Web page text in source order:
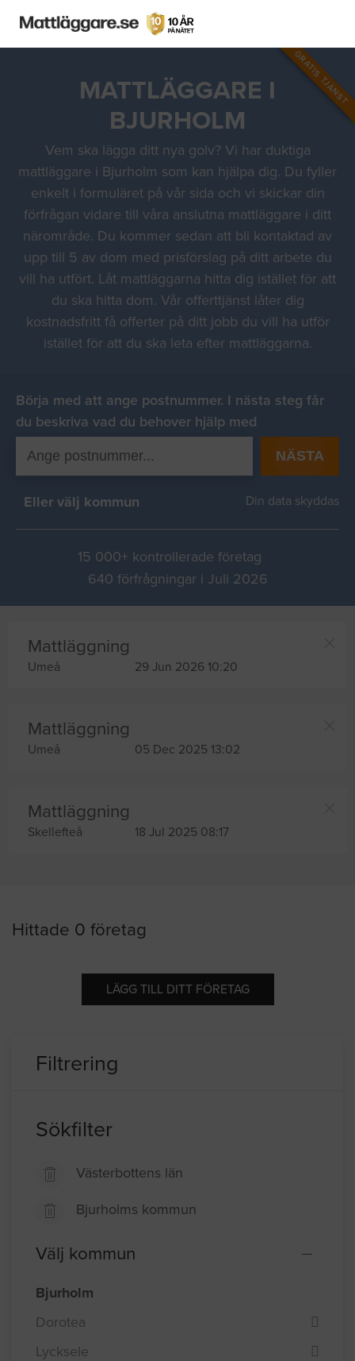
GRATIS TJÄNST
MATTLÄGGARE I
BJURHOLM
Vem ska lägga ditt nya golv? Vi har duktiga
mattläggare i Bjurholm som kan hjälpa dig. Du fyller
enkelt i formuläret på vår sida och vi skickar din
förfrågan vidare till våra anslutna mattläggare i ditt
närområde. Du kommer sedan att bli kontaktad av
upp till 5 av dom med prisförslag på ditt arbete du
vill ha utfört. Låt mattläggarna hitta dig istället för att
du ska hitta dom. Vår offerttjänst låter dig
kostnadsfritt få offerter på ditt jobb du vill ha utför
istället för att du ska leta efter mattläggarna.
Börja med att ange postnummer. I nästa steg får
du beskriva vad du behover hjälp med
NÄSTA
Eller välj kommun Din data skyddas
15 000+ kontrollerade företag
640 förfrågningar i Juli 2026
Mattläggning
Umeå 29 Jun 2026 10:20
Mattläggning
Umeå 05 Dec 2025 13:02
Mattläggning
Skellefteå 18 Jul 2025 08:17
Hittade 0 företag
LÄGG TILL DITT FÖRETAG
Filtrering
Sökfilter
Västerbottens län
Bjurholms kommun
Välj kommun
Bjurholm
Dorotea
Lycksele